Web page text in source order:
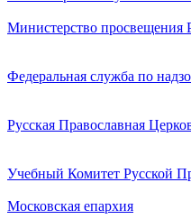
Министерство просвещения
Федеральная служба по
Русская Православная
Учебный Комитет Русской
Московская епархия